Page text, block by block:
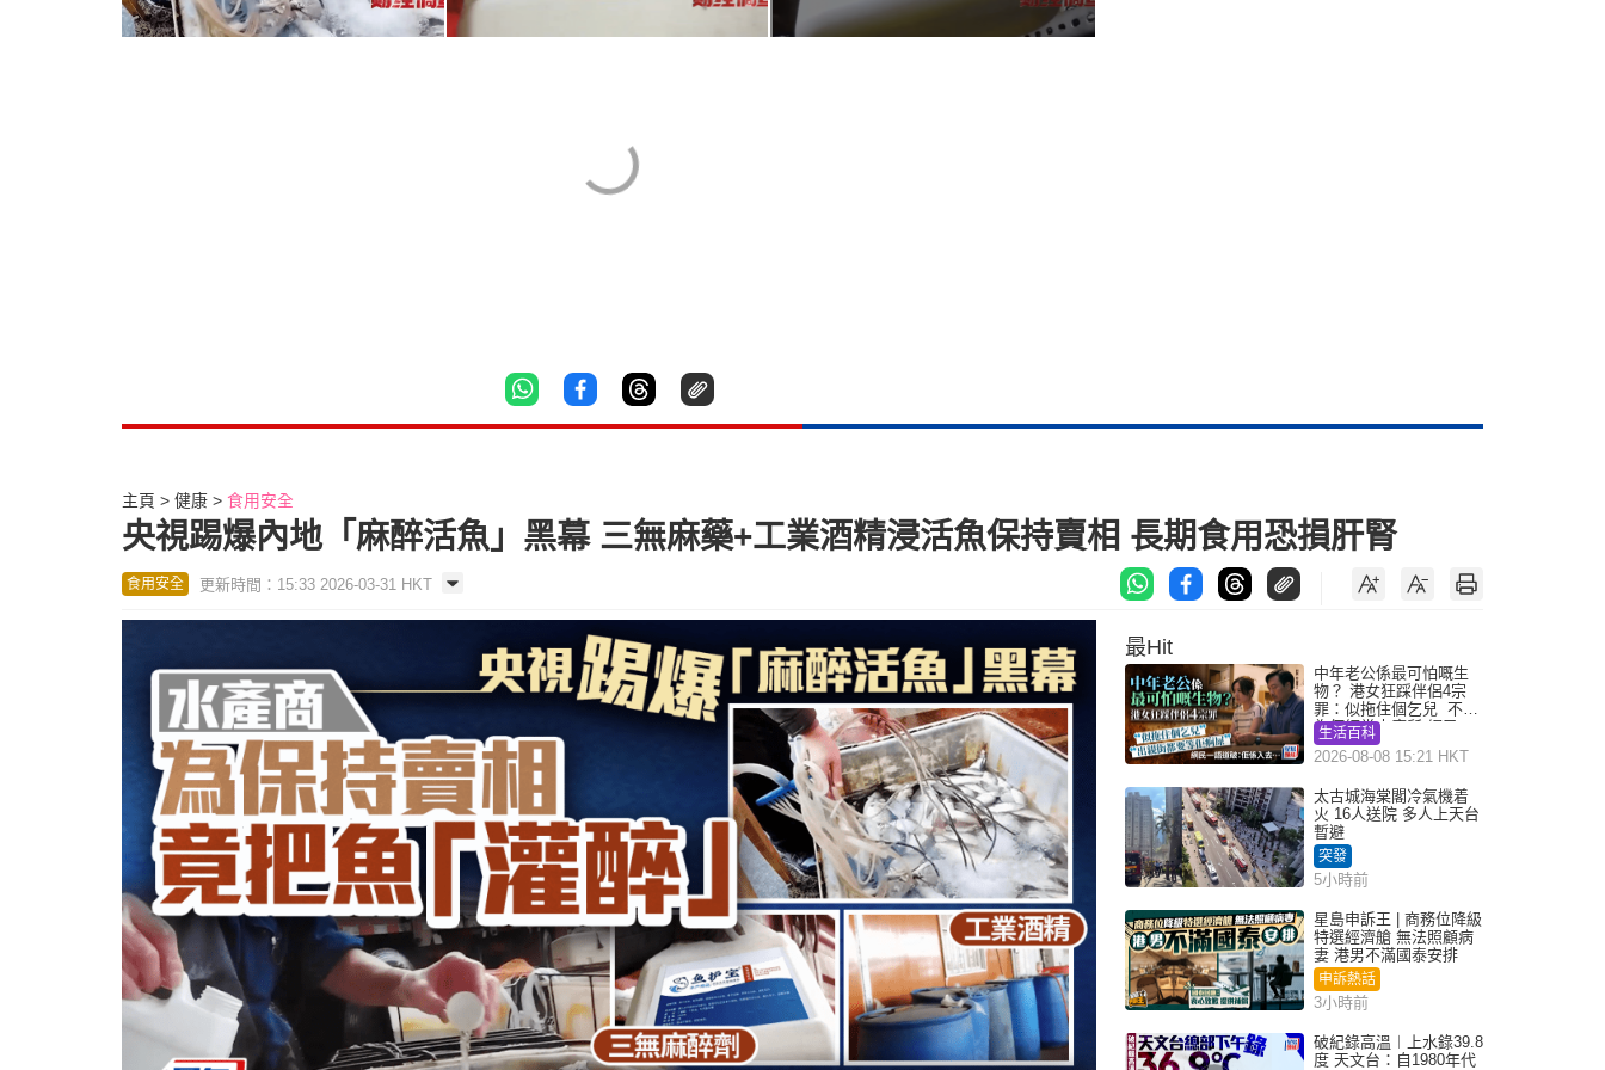
主頁 健康 食用安全
央視踢爆內地「麻醉活魚」黑幕 三無麻藥+工業酒精浸活魚保持賣相 長期食用恐損肝腎
食用安全 更新時間：15:33 2026-03-31 HKT
最Hit
中年老公係最可怕嘅生
物？ 港女狂踩伴侶4宗
罪：似拖住個乞兒 不解
為何經常去廁所 網民一
語道破
生活百科
2026-08-08 15:21 HKT
太古城海棠閣冷氣機着
火 16人送院 多人上天台
暫避
突發
5小時前
星島申訴王 | 商務位降級
特選經濟艙 無法照顧病
妻 港男不滿國泰安排
申訴熱話
3小時前
破紀錄高溫︱上水錄39.8
度 天文台：自1980年代